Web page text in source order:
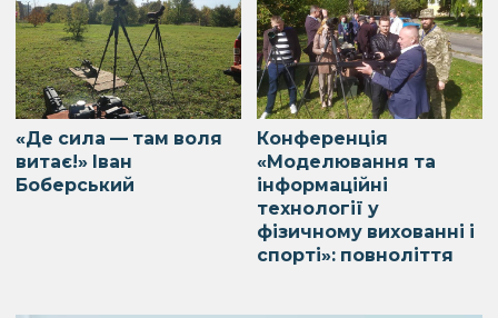
«Де сила — там воля
витає!» Іван
Боберський
Конференція
«Моделювання та
інформаційні
технології у
фізичному вихованні і
спорті»: повноліття